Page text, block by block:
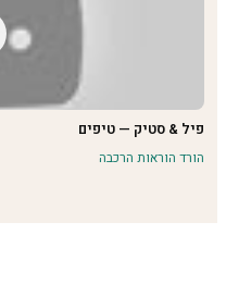
פיל & סטיק — טיפים
הורד הוראות הרכבה